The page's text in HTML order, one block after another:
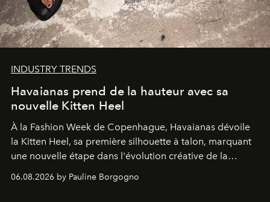
INDUSTRY TRENDS
Havaianas prend de la hauteur avec sa
nouvelle Kitten Heel
À la Fashion Week de Copenhague, Havaianas dévoile
la Kitten Heel, sa première silhouette à talon, marquant
une nouvelle étape dans l'évolution créative de la
06.08.2026 by Pauline Borgogno